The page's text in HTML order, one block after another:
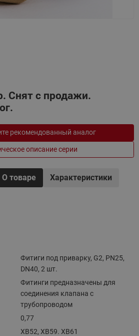
Снят с продажи.
рекомендованный аналог
описание серии
О товаре
Характеристики
Фитиги под приварку, G2, PN25,
DN40, 2 шт.
Фитинги предназначены для
соединения клапана с
трубопроводом
0,77
XB52, XB59. XB61